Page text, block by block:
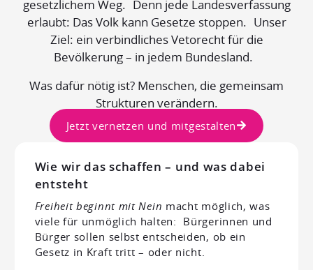
gesetzlichem Weg. Denn jede Landesverfassung
erlaubt: Das Volk kann Gesetze stoppen. Unser
Ziel: ein verbindliches Vetorecht für die
Bevölkerung – in jedem Bundesland.
Was dafür nötig ist? Menschen, die gemeinsam
Strukturen verändern.
Jetzt vernetzen und mitgestalten
Wie wir das schaffen – und was dabei
entsteht
Freiheit beginnt mit Nein macht möglich, was
viele für unmöglich halten: Bürgerinnen und
Bürger sollen selbst entscheiden, ob ein
Gesetz in Kraft tritt – oder nicht.